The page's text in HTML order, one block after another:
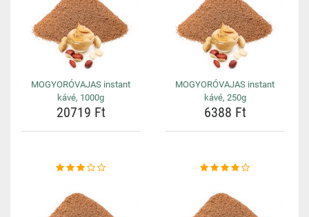
MOGYORÓVAJAS instant
kávé, 1000g
20719 Ft
MOGYORÓVAJAS instant
kávé, 250g
6388 Ft